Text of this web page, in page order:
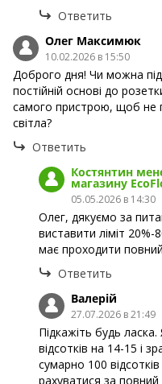
Ответить
Олег Максимюк
10.02.2026 в 15:50
Доброго дня! Чи можна
постійній основі до
самого пристрою, щоб не
світла?
Ответить
Костянтин
магазину
05.05.2026 в 14:30
Олег, дякуємо за
виставити ліміт
має проходити
Ответить
Валерій
27.07.2026 в 21:49
Підкажіть будь
відсотків на 14-15 і
сумарно 100
рахуватися за